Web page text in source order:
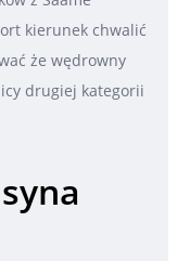
kierunek chwalić
że wędrowny
drugiej kategorii